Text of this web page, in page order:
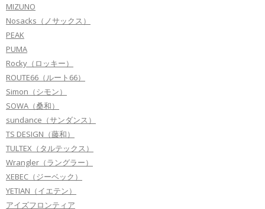
MIZUNO
Nosacks（ノサックス）
PEAK
PUMA
Rocky（ロッキー）
ROUTE66（ルート66）
Simon（シモン）
SOWA（桑和）
sundance（サンダンス）
TS DESIGN（藤和）
TULTEX（タルテックス）
Wrangler（ラングラー）
XEBEC（ジーベック）
YETIAN（イエテン）
アイズフロンティア